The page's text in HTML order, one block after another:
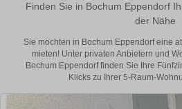
Finden Sie in Bochum Eppendorf
der Nähe
Sie möchten in Bochum Eppendorf eine
mieten! Unter privaten Anbietern und
Bochum Eppendorf finden Sie Ihre
Klicks zu Ihrer 5-Raum-